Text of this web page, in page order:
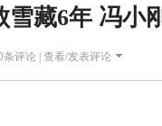
雪藏6年 冯小
条评论 | 查看/发表评论